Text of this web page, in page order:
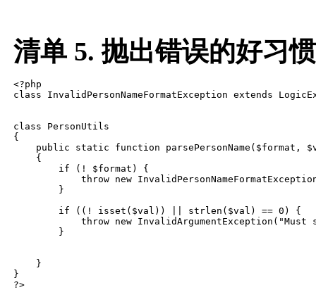
清单 5. 抛出错误的好习惯
<?php
class InvalidPersonNameFormatException extends
class PersonUtils
{
public static function parsePersonName($format,
    {
        if (! $format) {
throw new
        }
        if ((! isset($val)) || strlen($val) == 0) {
throw new InvalidArgumentException("Must
        }
    }
}